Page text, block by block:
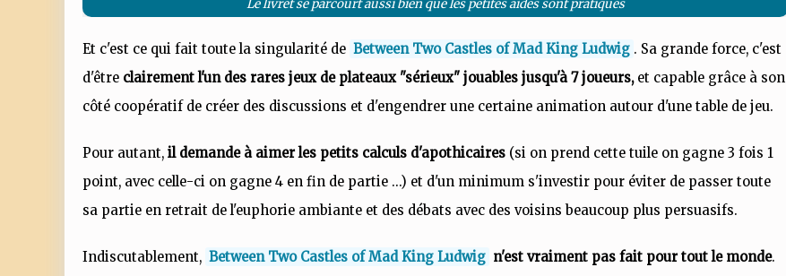
Le livret se parcourt aussi bien que les petites aides sont pratiques
Et c'est ce qui fait toute la singularité de Between Two Castles of Mad King Ludwig . Sa grande force, c'est
d'être clairement l'un des rares jeux de plateaux "sérieux" jouables jusqu'à 7 joueurs,et capable grâce à son
côté coopératif de créer des discussions et d'engendrer une certaine animation autour d'une table de jeu.
Pour autant, il demande à aimer les petits calculs d'apothicaires (si on prend cette tuile on gagne 3 fois 1
point, avec celle-ci on gagne 4 en fin de partie ...) et d'un minimum s'investir pour éviter de passer toute
sa partie en retrait de l'euphorie ambiante et des débats avec des voisins beaucoup plus persuasifs.
Indiscutablement, Between Two Castles of Mad King Ludwig n'est vraiment pas fait pour tout le monde.